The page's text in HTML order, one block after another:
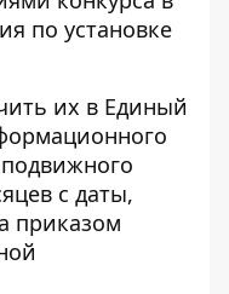
по установке
их в Единый
с даты,
приказом